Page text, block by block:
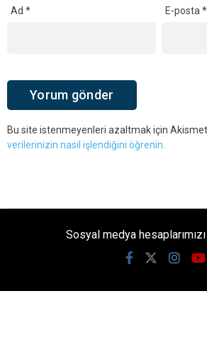
Ad * E-posta*
Bu site istenmeyenleri azaltmak için Akismet
verilerinizin nasıl işlendiğini öğrenin.
Sosyal medya